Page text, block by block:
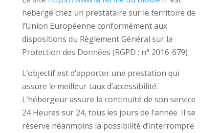
hébergé chez un prestataire sur le territoire de
l’Union Européenne conformément aux
dispositions du Règlement Général sur la
Protection des Données (RGPD : n° 2016-679)
L’objectif est d’apporter une prestation qui
assure le meilleur taux d’accessibilité.
L’hébergeur assure la continuité de son service
24 Heures sur 24, tous les jours de l’année. Il se
réserve néanmoins la possibilité d’interrompre